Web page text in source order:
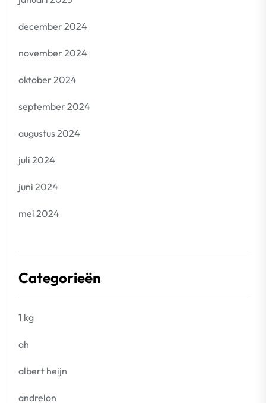
december 2024
november 2024
oktober 2024
september 2024
augustus 2024
juli 2024
juni 2024
mei 2024
Categorieën
1 kg
ah
albert heijn
andrelon